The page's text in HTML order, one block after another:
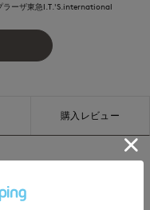
ラーザ東急I.T.'S.international
購入レビュー
が特徴のギャザーフレ
コード仕様でサイズ調